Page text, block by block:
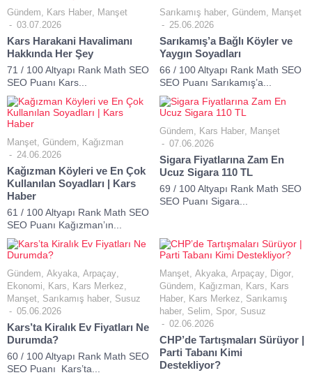
Gündem, Kars Haber, Manşet
03.07.2026
Kars Harakani Havalimanı
Hakkında Her Şey
71 / 100 Altyapı Rank Math SEO
SEO Puanı Kars...
Sarıkamış haber, Gündem, Manşet
25.06.2026
Sarıkamış’a Bağlı Köyler ve
Yaygın Soyadları
66 / 100 Altyapı Rank Math SEO
SEO Puanı Sarıkamış’a...
Manşet, Gündem, Kağızman
24.06.2026
Kağızman Köyleri ve En Çok
Kullanılan Soyadları | Kars
Haber
61 / 100 Altyapı Rank Math SEO
SEO Puanı Kağızman’ın...
Gündem, Kars Haber, Manşet
07.06.2026
Sigara Fiyatlarına Zam En
Ucuz Sigara 110 TL
69 / 100 Altyapı Rank Math SEO
SEO Puanı Sigara...
Gündem, Akyaka, Arpaçay,
Ekonomi, Kars, Kars Merkez,
Manşet, Sarıkamış haber, Susuz
05.06.2026
Kars’ta Kiralık Ev Fiyatları Ne
Durumda?
60 / 100 Altyapı Rank Math SEO
SEO Puanı Kars’ta...
Manşet, Akyaka, Arpaçay, Digor,
Gündem, Kağızman, Kars, Kars
Haber, Kars Merkez, Sarıkamış
haber, Selim, Spor, Susuz
02.06.2026
CHP’de Tartışmaları Sürüyor |
Parti Tabanı Kimi
Destekliyor?